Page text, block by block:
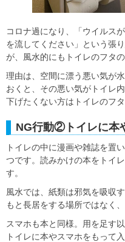
コロナ過になり、「ウイルス
を流してください」という張
が、風水的にもトイレのフタ
理由は、空間に漂う悪い気が
おくと、その悪い気がトイレ
下げたくない方はトイレのフ
NG行動②トイレに本
トイレの中に漫画や雑誌を置
つです。読みかけの本をトイ
す。
風水では、紙類は邪気を吸収
もと長居をする場所ではなく
スマホも本と同様。用を足す
トイレに本やスマホをもって